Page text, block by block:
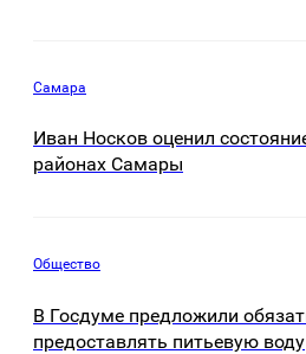
Самара
Иван Носков оценил
районах Самары
Общество
В Госдуме предложили
предоставлять питьевую воду